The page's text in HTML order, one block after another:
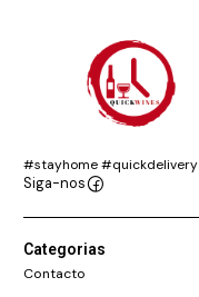
#stayhome #quickdelivery
Siga-nos
Categorias
Contacto